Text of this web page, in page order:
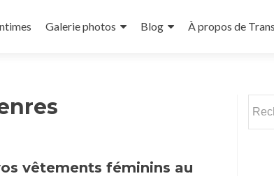
Galerie photos Blog À propos de
vêtements féminins au